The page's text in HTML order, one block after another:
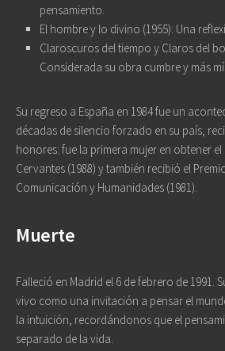
pensamiento.
El hombre y lo divino (1955): Una
Claroscuros del tiempo y Claros del
Considerada su obra cumbre y más
Su regreso a España en 1984fue un
décadas de silencio forzado en su país,
honores: fue la primera mujer en obtener el
Cervantes (1988) y también recibió el
Comunicación y Humanidades (1981).
Muerte
Falleció en Madrid el 6 de febrero de 1991.
vivo como una invitación a pensar el
la intuición, recordándonos que el
separado de la vida.